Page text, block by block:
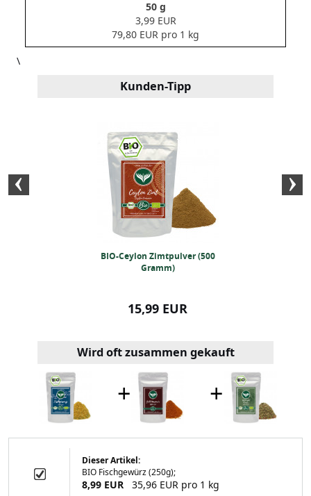
50 g
3,99 EUR
79,80 EUR pro 1 kg
\
Kunden-Tipp
BIO-Ceylon Zimtpulver (500
Gramm)
15,99 EUR
(500
Wird oft zusammen gekauft
+ +
Dieser Artikel:
BIO Fischgewürz (250g);
8,99 EUR 35,96 EUR pro 1 kg